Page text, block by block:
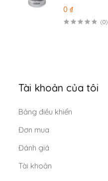
0 ₫
(0)
Tài khoản của tôi
Bảng điều khiển
Đơn mua
Đánh giá
Tài khoản